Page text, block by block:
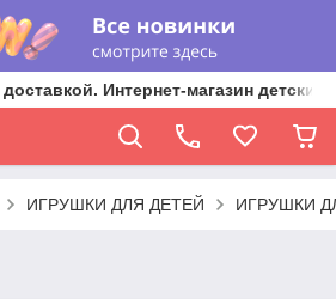
Интернет-магазин
ИГРУШКИ ДЛЯ ДЕТЕЙ ИГРУШКИ